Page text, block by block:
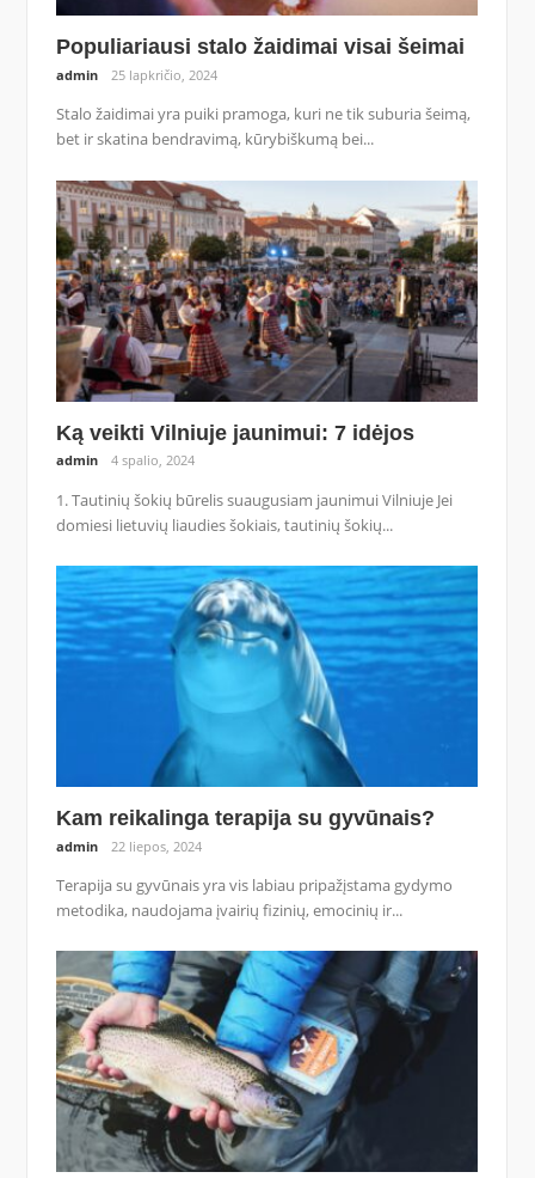
Populiariausi stalo žaidimai visai šeimai
admin 25 lapkričio, 2024
Stalo žaidimai yra puiki pramoga, kuri ne tik suburia šeimą,
bet ir skatina bendravimą, kūrybiškumą bei...
Ką veikti Vilniuje jaunimui: 7 idėjos
admin 4 spalio, 2024
1. Tautinių šokių būrelis suaugusiam jaunimui Vilniuje Jei
domiesi lietuvių liaudies šokiais, tautinių šokių...
Kam reikalinga terapija su gyvūnais?
admin 22 liepos, 2024
Terapija su gyvūnais yra vis labiau pripažįstama gydymo
metodika, naudojama įvairių fizinių, emocinių ir...